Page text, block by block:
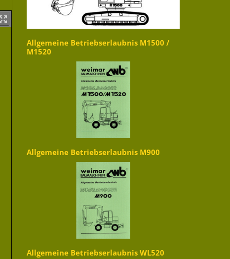
Allgemeine Betriebserlaubnis M1500 /
M1520
Allgemeine Betriebserlaubnis M900
Allgemeine Betriebserlaubnis WL520